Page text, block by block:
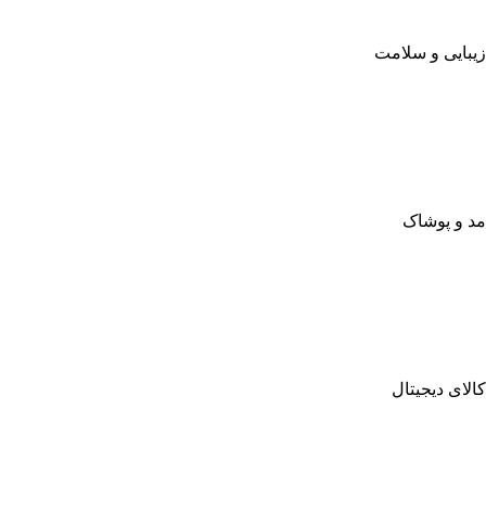
زیبایی و سلامت
مد و پوشاک
کالای دیجیتال